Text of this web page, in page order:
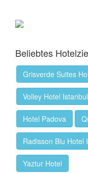
Beliebtes
Grisverde Suites
Volley Hotel Istanbul
Hotel Padova
Radisson Blu Hotel
Yaztur Hotel